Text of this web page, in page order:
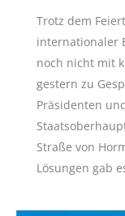
Trotz dem
internationaler
noch nicht mit
gestern zu
Präsidenten
Straße von
Lösungen gab